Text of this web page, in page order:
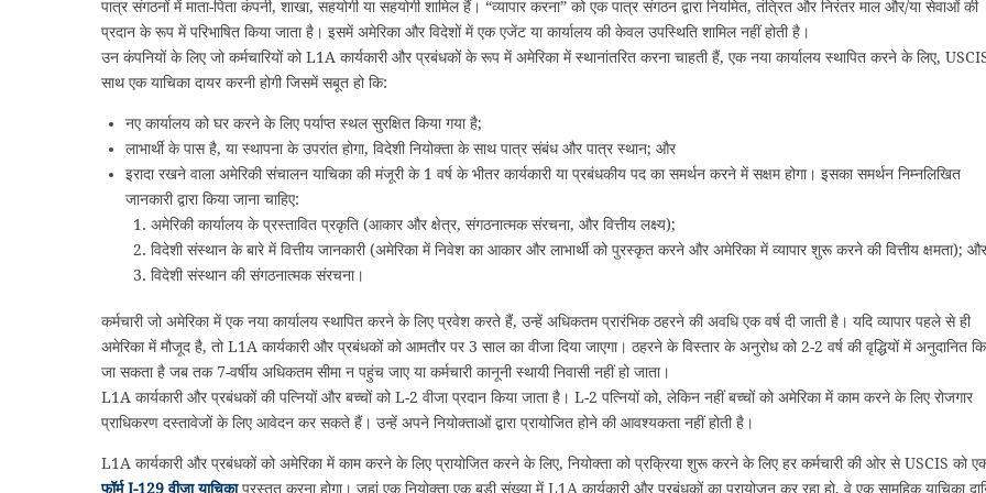
पात्र संगठनों में माता-पिता कंपनी, शाखा, सहयोगी या सहयोगी शामिल हैं। “व्यापार करना” को एक पात्र संगठन द्वारा नियमित, तंत्रित और निरंतर माल और/या सेवाओं की
प्रदान के रूप में परिभाषित किया जाता है। इसमें अमेरिका और विदेशों में एक एजेंट या कार्यालय की केवल उपस्थिति शामिल नहीं होती है।
उन कंपनियों के लिए जो कर्मचारियों को L1A कार्यकारी और प्रबंधकों के रूप में अमेरिका में स्थानांतरित करना चाहती हैं, एक नया कार्यालय स्थापित करने के लिए,
साथ एक याचिका दायर करनी होगी जिसमें सबूत हो कि:
नए कार्यालय को घर करने के लिए पर्याप्त स्थल सुरक्षित किया गया है;
लाभार्थी के पास है, या स्थापना के उपरांत होगा, विदेशी नियोक्ता के साथ पात्र संबंध और पात्र स्थान; और
इरादा रखने वाला अमेरिकी संचालन याचिका की मंजूरी के 1 वर्ष के भीतर कार्यकारी या प्रबंधकीय पद का समर्थन करने में सक्षम होगा। इसका समर्थन निम्नलिखित
जानकारी द्वारा किया जाना चाहिए:
अमेरिकी कार्यालय के प्रस्तावित प्रकृति (आकार और क्षेत्र, संगठनात्मक संरचना, और वित्तीय लक्ष्य);
विदेशी संस्थान के बारे में वित्तीय जानकारी (अमेरिका में निवेश का आकार और लाभार्थी को पुरस्कृत करने और अमेरिका में व्यापार शुरू करने की वित्तीय क्षमता);
विदेशी संस्थान की संगठनात्मक संरचना।
कर्मचारी जो अमेरिका में एक नया कार्यालय स्थापित करने के लिए प्रवेश करते हैं, उन्हें अधिकतम प्रारंभिक ठहरने की अवधि एक वर्ष दी जाती है। यदि व्यापार पहले से ही
अमेरिका में मौजूद है, तो L1A कार्यकारी और प्रबंधकों को आमतौर पर 3 साल का वीजा दिया जाएगा। ठहरने के विस्तार के अनुरोध को 2-2 वर्ष की वृद्धियों में अनुदानित
जा सकता है जब तक 7-वर्षीय अधिकतम सीमा न पहुंच जाए या कर्मचारी कानूनी स्थायी निवासी नहीं हो जाता।
L1A कार्यकारी और प्रबंधकों की पत्नियों और बच्चों को L-2 वीजा प्रदान किया जाता है। L-2 पत्नियों को, लेकिन नहीं बच्चों को अमेरिका में काम करने के लिए रोजगार
प्राधिकरण दस्तावेजों के लिए आवेदन कर सकते हैं। उन्हें अपने नियोक्ताओं द्वारा प्रायोजित होने की आवश्यकता नहीं होती है।
L1A कार्यकारी और प्रबंधकों को अमेरिका में काम करने के लिए प्रायोजित करने के लिए, नियोक्ता को प्रक्रिया शुरू करने के लिए हर कर्मचारी की ओर से USCIS को
फॉर्म I-129 वीजा याचिकाप्रस्तुत करना होगा। जहां एक नियोक्ता एक बड़ी संख्या में L1A कार्यकारी और प्रबंधकों का प्रायोजन कर रहा हो, वे एक सामूहिक याचिका